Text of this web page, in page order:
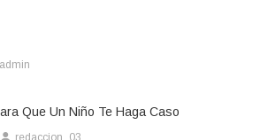
admin
Que Un Niño Te Haga Caso
redaccion_03